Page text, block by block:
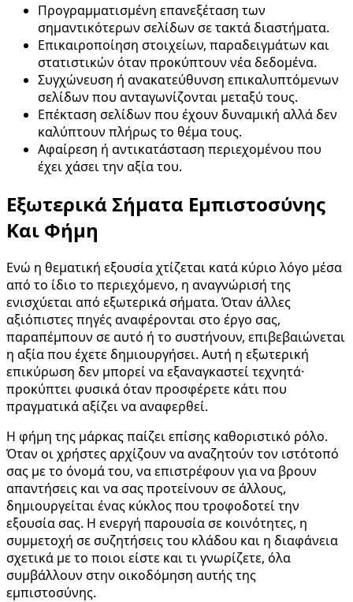
Προγραμματισμένη επανεξέταση των
σημαντικότερων σελίδων σε τακτά διαστήματα.
Επικαιροποίηση στοιχείων, παραδειγμάτων και
στατιστικών όταν προκύπτουν νέα δεδομένα.
Συγχώνευση ή ανακατεύθυνση επικαλυπτόμενων
σελίδων που ανταγωνίζονται μεταξύ τους.
Επέκταση σελίδων που έχουν δυναμική αλλά δεν
καλύπτουν πλήρως το θέμα τους.
Αφαίρεση ή αντικατάσταση περιεχομένου που
έχει χάσει την αξία του.
Εξωτερικά Σήματα Εμπιστοσύνης
Και Φήμη
Ενώ η θεματική εξουσία χτίζεται κατά κύριο λόγο μέσα
από το ίδιο το περιεχόμενο, η αναγνώρισή της
ενισχύεται από εξωτερικά σήματα. Όταν άλλες
αξιόπιστες πηγές αναφέρονται στο έργο σας,
παραπέμπουν σε αυτό ή το συστήνουν, επιβεβαιώνεται
η αξία που έχετε δημιουργήσει. Αυτή η εξωτερική
επικύρωση δεν μπορεί να εξαναγκαστεί τεχνητά·
προκύπτει φυσικά όταν προσφέρετε κάτι που
πραγματικά αξίζει να αναφερθεί.
Η φήμη της μάρκας παίζει επίσης καθοριστικό ρόλο.
Όταν οι χρήστες αρχίζουν να αναζητούν τον ιστότοπό
σας με το όνομά του, να επιστρέφουν για να βρουν
απαντήσεις και να σας προτείνουν σε άλλους,
δημιουργείται ένας κύκλος που τροφοδοτεί την
εξουσία σας. Η ενεργή παρουσία σε κοινότητες, η
συμμετοχή σε συζητήσεις του κλάδου και η διαφάνεια
σχετικά με το ποιοι είστε και τι γνωρίζετε, όλα
συμβάλλουν στην οικοδόμηση αυτής της
εμπιστοσύνης.